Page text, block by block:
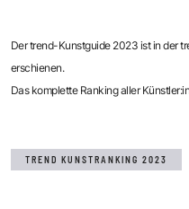
Der trend-Kunstguide 2023 ist in der
erschienen.
Das komplette Ranking aller
TREND KUNSTRANKING 2023